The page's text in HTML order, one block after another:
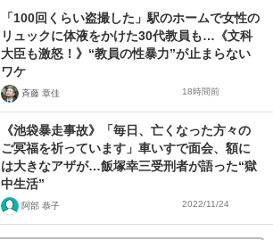
「100回くらい盗撮した」駅のホームで女性の
リュックに体液をかけた30代教員も…《文科
大臣も激怒！》“教員の性暴力”が止まらない
ワケ
斉藤 章佳 18時間前
《池袋暴走事故》「毎日、亡くなった方々の
ご冥福を祈っています」車いすで面会、額に
は大きなアザが…飯塚幸三受刑者が語った“獄
中生活”
阿部 恭子 2022/11/24